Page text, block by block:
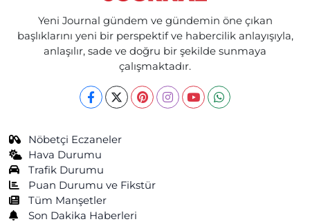
Yeni Journal gündem ve gündemin öne çıkan
başlıklarını yeni bir perspektif ve habercilik anlayışıyla,
anlaşılır, sade ve doğru bir şekilde sunmaya
çalışmaktadır.
Nöbetçi Eczaneler
Hava Durumu
Trafik Durumu
Puan Durumu ve Fikstür
Tüm Manşetler
Son Dakika Haberleri